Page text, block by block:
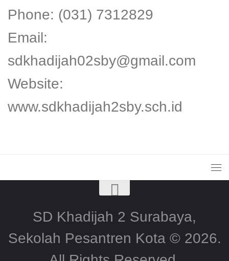
Phone: (031) 7312829
Email:
sdkhadijah02sby@gmail.com
Website:
www.sdkhadijah2sby.sch.id
SD Khadijah 2 Surabaya,
Sekolah Pesantren Kota © 2026.